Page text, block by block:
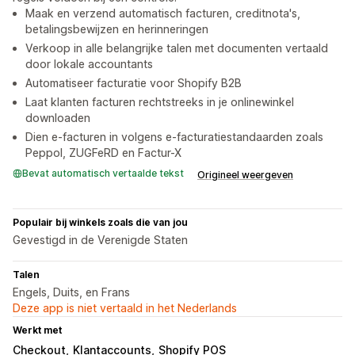
Maak en verzend automatisch facturen, creditnota's,
betalingsbewijzen en herinneringen
Verkoop in alle belangrijke talen met documenten vertaald
door lokale accountants
Automatiseer facturatie voor Shopify B2B
Laat klanten facturen rechtstreeks in je onlinewinkel
downloaden
Dien e-facturen in volgens e-facturatiestandaarden zoals
Peppol, ZUGFeRD en Factur-X
Bevat automatisch vertaalde tekst Origineel weergeven
Populair bij winkels zoals die van jou
Gevestigd in de Verenigde Staten
Talen
Engels, Duits, en Frans
Deze app is niet vertaald in het Nederlands
Werkt met
Checkout Klantaccounts Shopify POS